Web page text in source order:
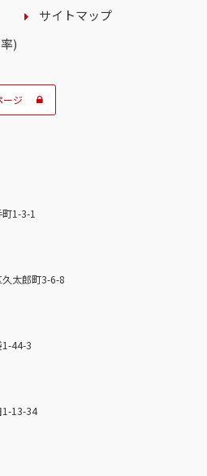
サイトマップ
)
ージ
1-3-1
太郎町3-6-8
1-44-3
1-13-34